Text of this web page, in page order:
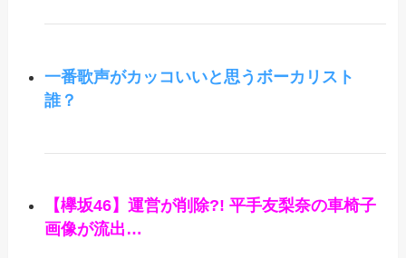
一番歌声がカッコいいと思うボーカリスト
誰？
【欅坂46】運営が削除?! 平手友梨奈の車椅子
画像が流出…